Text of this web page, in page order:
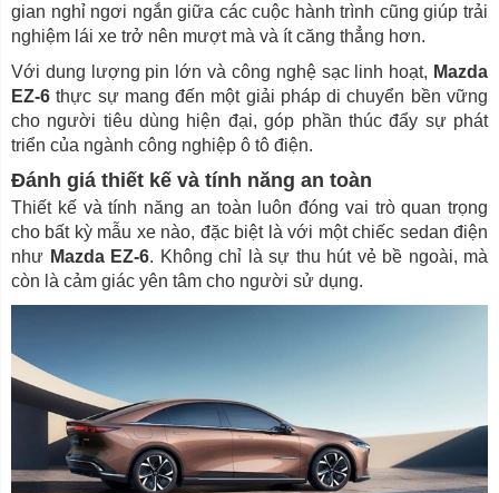
gian nghỉ ngơi ngắn giữa các cuộc hành trình cũng giúp trải
nghiệm lái xe trở nên mượt mà và ít căng thẳng hơn.
Với dung lượng pin lớn và công nghệ sạc linh hoạt, Mazda
EZ-6 thực sự mang đến một giải pháp di chuyển bền vững
cho người tiêu dùng hiện đại, góp phần thúc đẩy sự phát
triển của ngành công nghiệp ô tô điện.
Đánh giá thiết kế và tính năng an toàn
Thiết kế và tính năng an toàn luôn đóng vai trò quan trọng
cho bất kỳ mẫu xe nào, đặc biệt là với một chiếc sedan điện
như Mazda EZ-6. Không chỉ là sự thu hút vẻ bề ngoài, mà
còn là cảm giác yên tâm cho người sử dụng.